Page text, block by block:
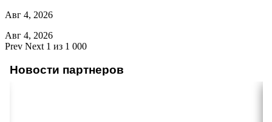
Авг 4, 2026
Авг 4, 2026
Prev Next 1 из 1 000
Новости партнеров